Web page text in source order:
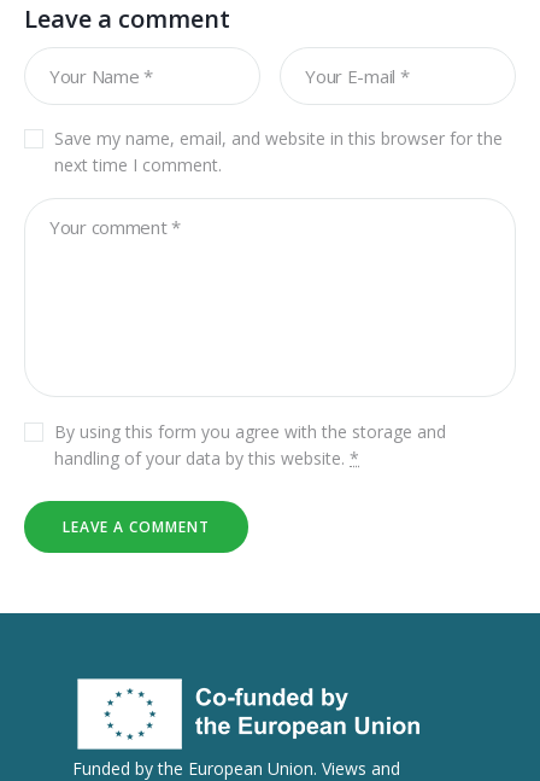
Leave a comment
Save my name, email, and website in this browser for the
next time I comment.
By using this form you agree with the storage and
handling of your data by this website.*
Funded by the European Union. Views and